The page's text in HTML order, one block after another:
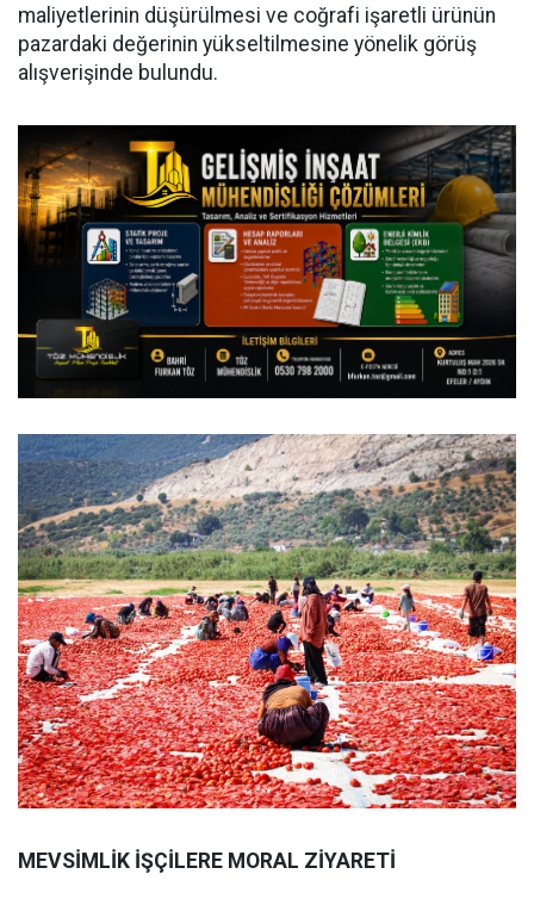
maliyetlerinin düşürülmesi ve coğrafi işaretli ürünün
pazardaki değerinin yükseltilmesine yönelik görüş
alışverişinde bulundu.
MEVSİMLİK İŞÇİLERE MORAL ZİYARETİ